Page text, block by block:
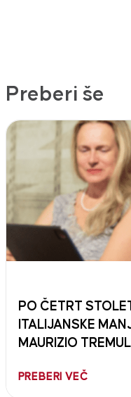
Preberi še
PO ČETRT
ITALIJANSKE
MAURIZIO TREMUL
PREBERI VEČ